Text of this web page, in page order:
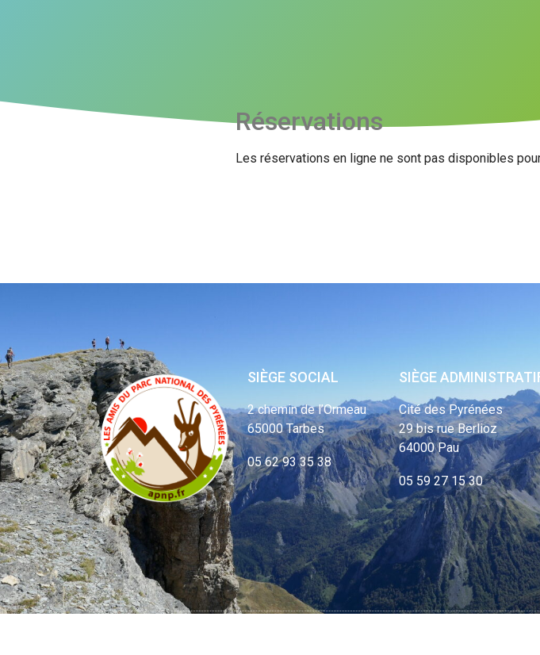
Réservations
Les réservations en ligne ne sont pas disponibles
SIÈGE SOCIAL
2 chemin de l’Ormeau
65000 Tarbes
05 62 93 35 38
SIÈGE
Cité des Pyrénées
29 bis rue Berlioz
64000 Pau
05 59 27 15 30